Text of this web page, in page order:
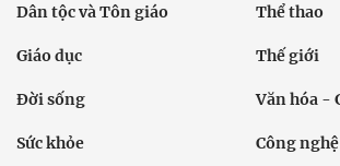
Dân tộc và Tôn giáo Thể thao
Giáo dục Thế giới
Đời sống Văn hóa -
Sức khỏe Công nghệ